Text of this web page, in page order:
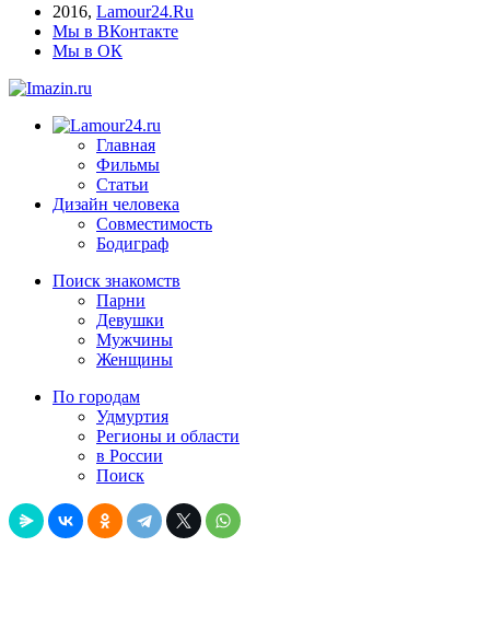
2016, Lamour24.Ru
Мы в ВКонтакте
Мы в ОК
Главная
Фильмы
Статьи
Дизайн человека
Совместимость
Бодиграф
Поиск знакомств
Парни
Девушки
Мужчины
Женщины
По городам
Удмуртия
Регионы и области
в России
Поиск